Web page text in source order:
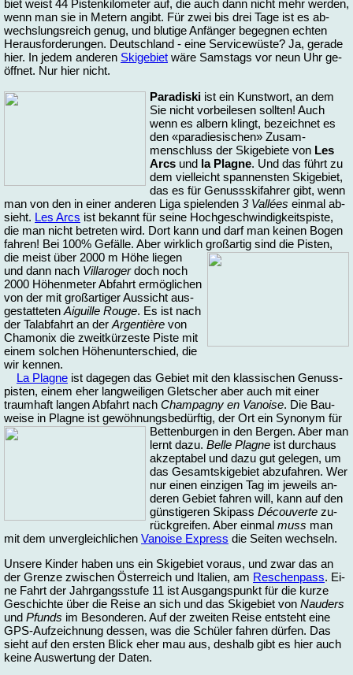
biet weist 44 Pis­ten­ki­lo­me­ter auf, die auch dann nicht mehr wer­den,
wenn man sie in Me­tern an­gibt. Für zwei bis drei Ta­ge ist es ab­
wechs­lungs­reich ge­nug, und blu­ti­ge An­fän­ger be­geg­nen ech­ten
Her­aus­for­de­run­gen. Deutsch­land - ei­ne Ser­vice­wüs­te? Ja, ge­ra­de
hier. In je­dem an­de­ren Ski­ge­biet wä­re Sams­tags vor neun Uhr ge­
öff­net. Nur hier nicht.
Pa­ra­di­ski ist ein Kunst­wort, an dem
Sie nicht vor­bei­le­sen soll­ten! Auch
wenn es al­bern klingt, be­zeich­net es
den «pa­ra­die­si­schen» Zu­sam­
menschluss der Ski­ge­bie­te von Les
Arcs und la Plagne. Und das führt zu
dem viel­leicht span­nens­ten Ski­ge­biet,
das es für Ge­nuss­s­ki­fah­rer gibt, wenn
man von den in ei­ner an­de­ren Li­ga spie­len­den 3 Vallées ein­mal ab­
sieht. Les Arcs ist be­kannt für sei­ne Hoch­ge­schwin­dig­keits­pis­te,
die man nicht be­tre­ten wird. Dort kann und darf man kei­nen Bo­gen
fah­ren! Bei 100% Ge­fäl­le. Aber wirk­lich groß­ar­tig sind die Pis­ten,
die meist über 2000 m Hö­he lie­gen
und dann nach Vil­la­ro­gerdoch noch
2000 Hö­hen­me­ter Ab­fahrt er­mög­li­chen
von der mit groß­ar­ti­ger Aus­sicht aus­
ge­stat­te­ten Ai­guil­le Rou­ge. Es ist nach
der Tal­ab­fahrt an der Ar­gen­tiè­re von
Cha­mo­nix die zweit­kür­zes­te Pis­te mit
ei­nem sol­chen Hö­hen­un­ter­schied, die
wir ken­nen.
La Plagne ist da­ge­gen das Ge­biet mit den klas­si­schen Ge­nuss­
pis­ten, ei­nem eher lang­wei­li­gen Glet­scher aber auch mit ei­ner
traum­haft lan­gen Ab­fahrt nach Cham­pa­gny en Va­noise. Die Bau­
wei­se in Plagne ist ge­wöh­nungs­be­dürf­tig, der Ort ein Sy­no­nym für
Bet­ten­bur­gen in den Ber­gen. Aber man
lernt da­zu. Bel­le Plagne ist durch­aus
ak­zep­ta­bel und da­zu gut ge­le­gen, um
das Ge­samt­ski­ge­biet ab­zu­fah­ren. Wer
nur ei­nen ein­zi­gen Tag im je­weils an­
de­ren Ge­biet fah­ren will, kann auf den
güns­ti­ge­ren Ski­pass Dé­cou­ver­te zu­
rück­grei­fen. Aber ein­mal muss man
mit dem un­ver­gleich­li­chen Va­noise Ex­press die Sei­ten wech­seln.
Un­se­re Kin­der ha­ben uns ein Ski­ge­biet vor­aus, und zwar das an
der Gren­ze zwi­schen Ös­ter­reich und Ita­li­en, am Re­schen­pass. Ei­
ne Fahrt der Jahr­gangs­stu­fe 11 ist Aus­gangs­punkt für die kur­ze
Ge­schich­te über die Rei­se an sich und das Ski­ge­biet von Nau­ders
und Pfunds im Be­son­de­ren. Auf der zwei­ten Rei­se ent­steht ei­ne
GPS-Auf­zeich­nung des­sen, was die Schü­ler fah­ren dür­fen. Das
sieht auf den ers­ten Blick eher mau aus, des­halb gibt es hier auch
kei­ne Aus­wer­tung der Da­ten.